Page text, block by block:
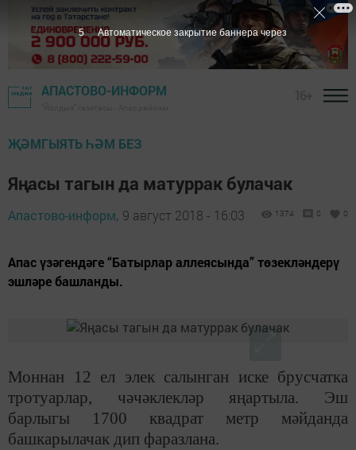
АПАСТОВО-ИНФОРМ
ҖӘМГЫЯТЬ ҺӘМ БЕЗ
Яңасы тагын да матуррак булачак
Апастово-информ, 9 август 2018 - 16:03 1374 0 0
Апас үзәгендәге “Батырлар аллеясында” төзекләндерү
эшләре башланды.
Моннан 12 ел элек салынган иске брусчатка
тротуарлар, чәчәклекләр яңартыла. Эш
барлыгы 1700 квадрат метр мәйданда
башкарылачак дип фаразлана.
4 Автоматическое закрытие баннера через